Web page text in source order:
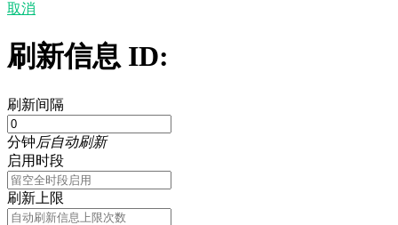
取消
刷新信息 ID:
刷新间隔
分钟后自动刷新
启用时段
刷新上限